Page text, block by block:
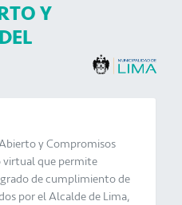
Y
y Compromisos
virtual que permite
de cumplimiento de
por el Alcalde de Lima,